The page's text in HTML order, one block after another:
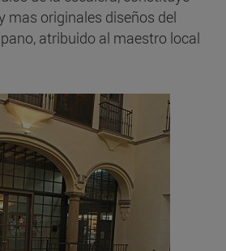
mas originales diseños del
atribuido al maestro local